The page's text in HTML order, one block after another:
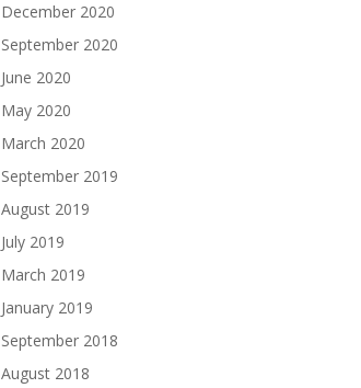
December 2020
September 2020
June 2020
May 2020
March 2020
September 2019
August 2019
July 2019
March 2019
January 2019
September 2018
August 2018